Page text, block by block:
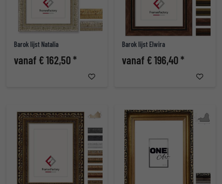
Barok lijst Natalia
vanaf € 162,50 *
Barok lijst Elwira
vanaf € 196,40 *